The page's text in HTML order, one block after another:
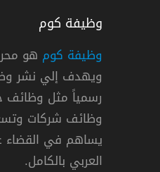
اللوجستية توفر 3 وظائف لحملة الدبلوم فأعلي
لاين للخدمات اللوجستية
الرياض
وظيفة كوم
وظيفة كوم هو
ويهدف إلي نشر
رسمياً مثل
وظائف شركات
يساهم في القضاء
العربي بالكامل.